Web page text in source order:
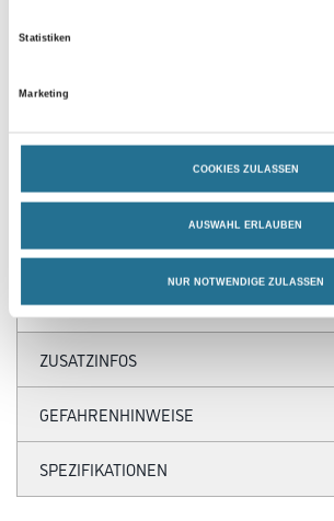
Statistiken
Marketing
COOKIES ZULASSEN
AUSWAHL ERLAUBEN
NUR NOTWENDIGE ZULASSEN
PRODUKTEIGENSCHAFTEN
ZUSATZINFOS
GEFAHRENHINWEISE
SPEZIFIKATIONEN